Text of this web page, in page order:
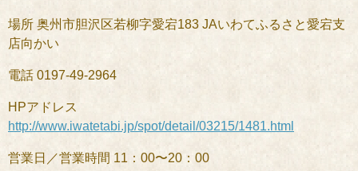
場所 奥州市胆沢区若柳字愛宕183 JAいわてふるさと愛宕支
店向かい
電話 0197-49-2964
HPアドレス
http://www.iwatetabi.jp/spot/detail/03215/1481.html
営業日／営業時間 11：00〜20：00